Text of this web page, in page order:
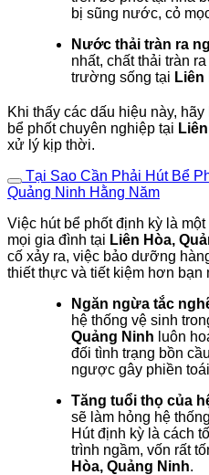
bị sũng nước, cỏ
Nước thải tràn ra
nhất, chất thải tràn
trường sống tại Liên
Khi thấy các dấu hiệu này,
bể phốt chuyên nghiệp tại
xử lý kịp thời.
Tại Sao Cần Phải Hút Bể
Quảng Ninh Hằng Năm
Việc hút bể phốt định kỳ là
mọi gia đình tại Liên Hòa,
cố xảy ra, việc bảo dưỡng
thiết thực và tiết kiệm hơn bạn
Ngăn ngừa tắc
hệ thống vệ sinh
Quảng Ninh luôn
đối tình trạng bồn
ngược gây phiền
Tăng tuổi thọ của
sẽ làm hỏng hệ
Hút định kỳ là cách
trình ngầm, vốn rất
Hòa, Quảng Ninh.